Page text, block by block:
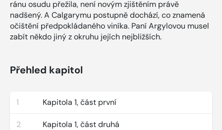
ránu osudu přežila, není novým zjištěním právě
nadšený. A Calgarymu postupně dochází, co znamená
očištění předpokládaného viníka. Paní Argylovou musel
zabít někdo jiný z okruhu jejích nejbližších.
Přehled kapitol
1 Kapitola 1, část první
2 Kapitola 1, část druhá